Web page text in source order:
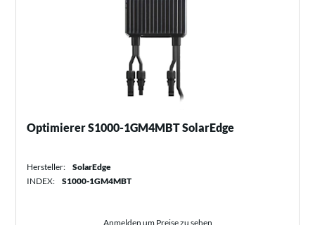
Optimierer S1000-1GM4MBT SolarEdge
Hersteller:
SolarEdge
INDEX:
S1000-1GM4MBT
Anmelden um Preise zu sehen